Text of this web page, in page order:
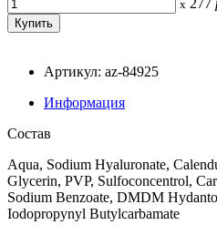
x
Артикул: az-84925
Информация
Состав
Aqua, Sodium Hyaluronate,
Glycerin, PVP, Sulfoconcentrol,
Sodium Benzoate, DMDM
Iodopropynyl Butylcarbamate